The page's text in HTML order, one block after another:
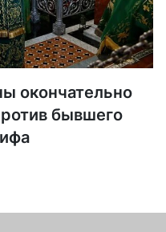
окончательно
бывшего